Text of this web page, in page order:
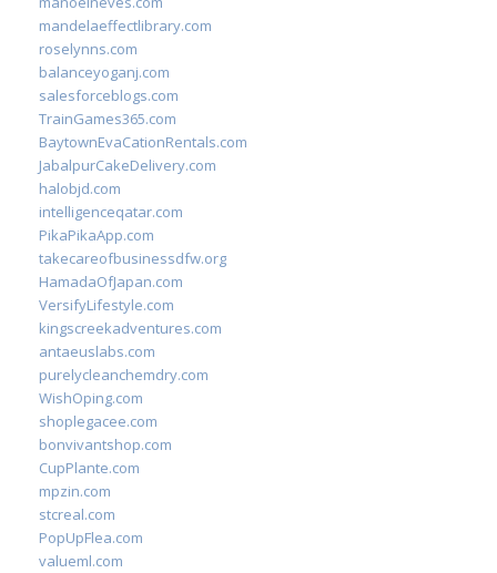
mandelaeffectlibrary.com
roselynns.com
balanceyoganj.com
salesforceblogs.com
TrainGames365.com
BaytownEvaCationRentals.com
JabalpurCakeDelivery.com
halobjd.com
intelligenceqatar.com
PikaPikaApp.com
takecareofbusinessdfw.org
HamadaOfJapan.com
VersifyLifestyle.com
kingscreekadventures.com
antaeuslabs.com
purelycleanchemdry.com
WishOping.com
shoplegacee.com
bonvivantshop.com
CupPlante.com
mpzin.com
stcreal.com
PopUpFlea.com
valueml.com